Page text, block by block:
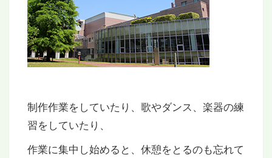
制作作業をしていたり、歌やダンス、楽器の練
習をしていたり、
作業に集中し始めると、休憩をとるのも忘れて